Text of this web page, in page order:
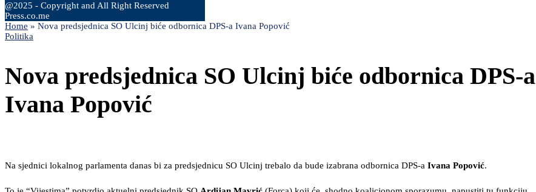
@2025 - Copyright and All Right Reserved
Press.co.me
Home » Nova predsjednica SO Ulcinj biće odbornica DPS-a Ivana Popović
Politika
Nova predsjednica SO Ulcinj biće odbornica DPS-a
Ivana Popović
Na sjednici lokalnog parlamenta danas bi za predsjednicu SO Ulcinj trebalo da bude izabrana odbornica DPS-a Ivana Popović.